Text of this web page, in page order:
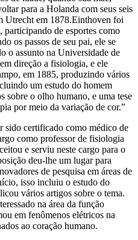
para a Holanda com seus seis
Utrecht em 1878.Einthoven foi
participando de esportes como
os passos de seu pai, ele se
o assunto na Universidade de
direção a fisiologia, e ele
em 1885, produzindo vários
um estudo do homem
sobre o olho humano, e uma tese
por meio da variação de cor.”
sido certificado como médico de
como professor de fisiologia
e serviu neste cargo para o
deu-lhe um lugar para
de pesquisa em áreas de
isso incluiu o estudo do
vários artigos sobre o tema.
na área da função
em fenômenos elétricos na
ao coração humano.